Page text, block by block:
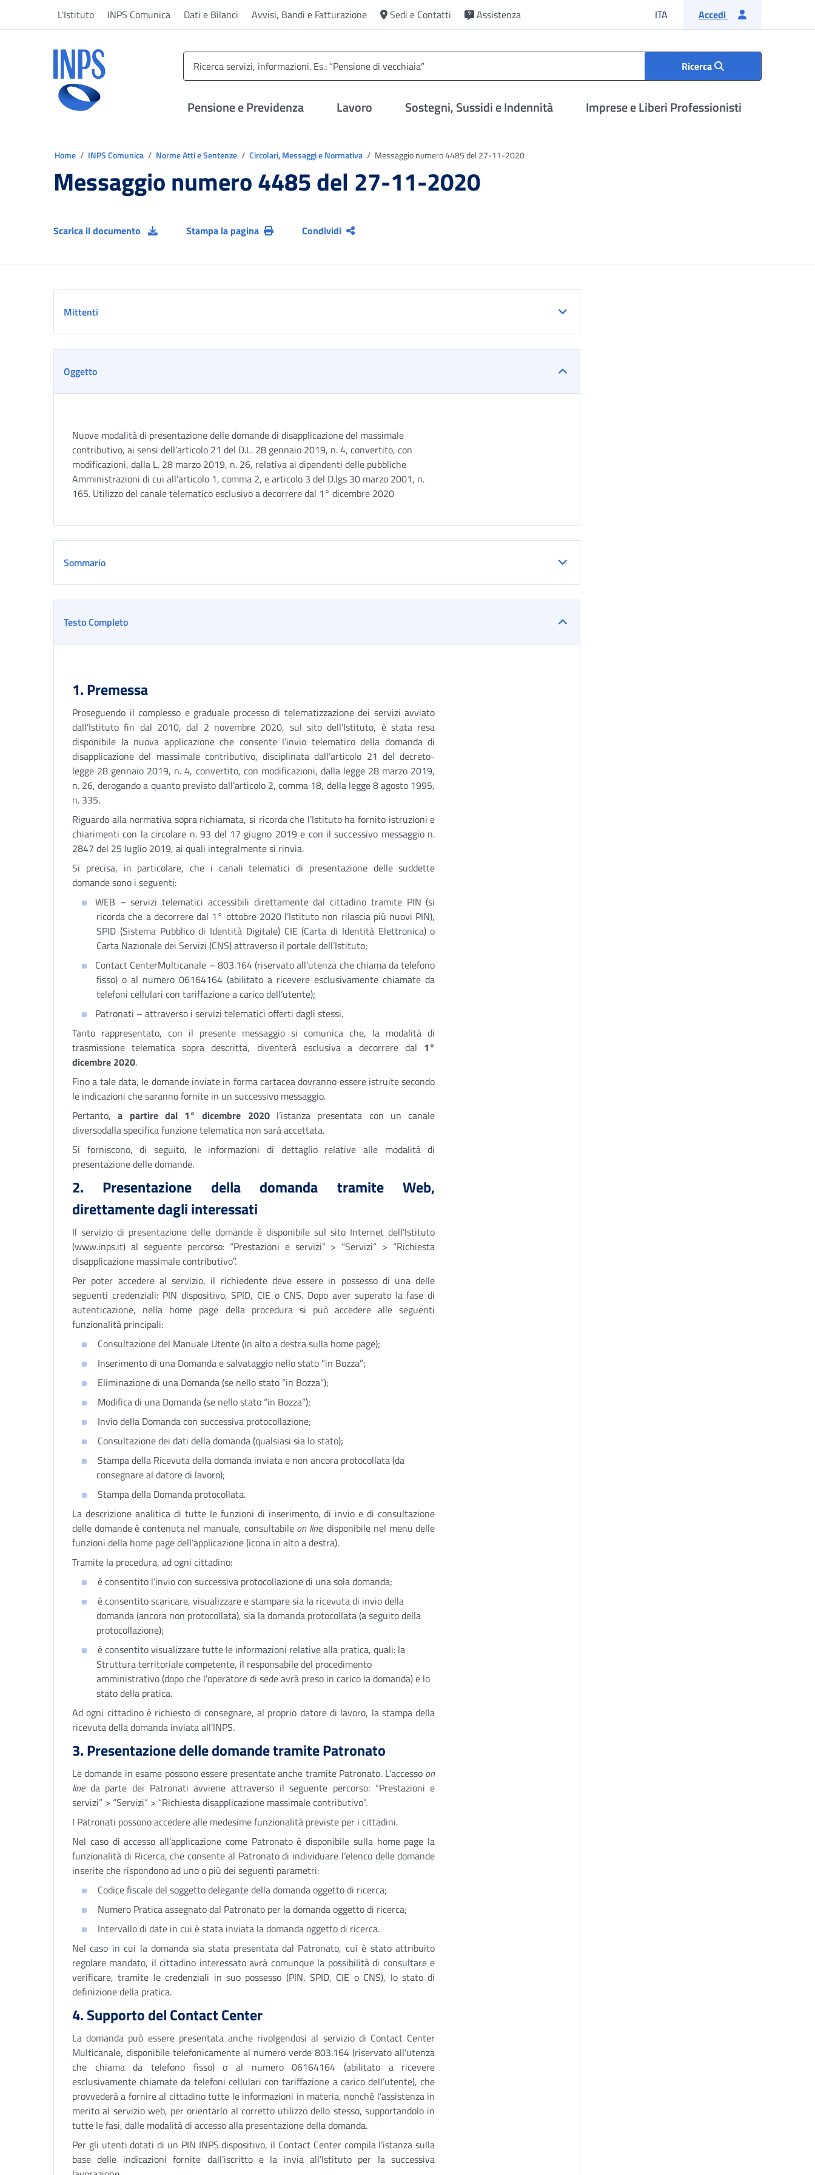
L'Istituto INPS Comunica Dati e Bilanci Avvisi, Bandi e Fatturazione Sedi e Contatti Assistenza ITA Lingua italiana
Accedi
Ricerca
Pensione e Previdenza Lavoro Sostegni, Sussidi e Indennità Imprese e Liberi Professionisti
Home INPS Comunica Norme Atti e Sentenze Circolari, Messaggi e Normativa Messaggio numero 4485 del 27-11-2020
Messaggio numero 4485 del 27-11-2020
Scarica il documento Stampa la pagina Condividi
Mittenti
Oggetto
Nuove modalità di presentazione delle domande di disapplicazione del massimale
contributivo, ai sensi dell’articolo 21 del D.L. 28 gennaio 2019, n. 4, convertito, con
modificazioni, dalla L. 28 marzo 2019, n. 26, relativa ai dipendenti delle pubbliche
Amministrazioni di cui all’articolo 1, comma 2, e articolo 3 del D.lgs 30 marzo 2001, n.
165. Utilizzo del canale telematico esclusivo a decorrere dal 1° dicembre 2020
Sommario
Testo Completo
1. Premessa
Proseguendo il complesso e graduale processo di telematizzazione dei servizi avviato
dall’Istituto fin dal 2010, dal 2 novembre 2020, sul sito dell’Istituto, è stata resa
disponibile la nuova applicazione che consente l’invio telematico della domanda di
disapplicazione del massimale contributivo, disciplinata dall’articolo 21 del decreto-
legge 28 gennaio 2019, n. 4, convertito, con modificazioni, dalla legge 28 marzo 2019,
n. 26, derogando a quanto previsto dall’articolo 2, comma 18, della legge 8 agosto 1995,
n. 335.
Riguardo alla normativa sopra richiamata, si ricorda che l’Istituto ha fornito istruzioni e
chiarimenti con la circolare n. 93 del 17 giugno 2019 e con il successivo messaggio n.
2847 del 25 luglio 2019, ai quali integralmente si rinvia.
Si precisa, in particolare, che i canali telematici di presentazione delle suddette
domande sono i seguenti:
WEB – servizi telematici accessibili direttamente dal cittadino tramite PIN (si
ricorda che a decorrere dal 1° ottobre 2020 l’Istituto non rilascia più nuovi PIN),
SPID (Sistema Pubblico di Identità Digitale) CIE (Carta di Identità Elettronica) o
Carta Nazionale dei Servizi (CNS) attraverso il portale dell’Istituto;
Contact CenterMulticanale – 803.164 (riservato all’utenza che chiama da telefono
fisso) o al numero 06164164 (abilitato a ricevere esclusivamente chiamate da
telefoni cellulari con tariffazione a carico dell’utente);
Patronati – attraverso i servizi telematici offerti dagli stessi.
Tanto rappresentato, con il presente messaggio si comunica che, la modalità di
trasmissione telematica sopra descritta, diventerà esclusiva a decorrere dal 1°
dicembre 2020.
Fino a tale data, le domande inviate in forma cartacea dovranno essere istruite secondo
le indicazioni che saranno fornite in un successivo messaggio.
Pertanto, a partire dal 1° dicembre 2020 l’istanza presentata con un canale
diversodalla specifica funzione telematica non sarà accettata.
Si forniscono, di seguito, le informazioni di dettaglio relative alle modalità di
presentazione delle domande.
2. Presentazione della domanda tramite Web,
direttamente dagli interessati
Il servizio di presentazione delle domande è disponibile sul sito Internet dell’Istituto
(www.inps.it) al seguente percorso: “Prestazioni e servizi” > “Servizi” > “Richiesta
disapplicazione massimale contributivo”.
Per poter accedere al servizio, il richiedente deve essere in possesso di una delle
seguenti credenziali: PIN dispositivo, SPID, CIE o CNS. Dopo aver superato la fase di
autenticazione, nella home page della procedura si può accedere alle seguenti
funzionalità principali:
Consultazione del Manuale Utente (in alto a destra sulla home page);
Inserimento di una Domanda e salvataggio nello stato “in Bozza”;
Eliminazione di una Domanda (se nello stato “in Bozza”);
Modifica di una Domanda (se nello stato “in Bozza”);
Invio della Domanda con successiva protocollazione;
Consultazione dei dati della domanda (qualsiasi sia lo stato);
Stampa della Ricevuta della domanda inviata e non ancora protocollata (da
consegnare al datore di lavoro);
Stampa della Domanda protocollata.
La descrizione analitica di tutte le funzioni di inserimento, di invio e di consultazione
delle domande è contenuta nel manuale, consultabile on line, disponibile nel menu delle
funzioni della home page dell’applicazione (icona in alto a destra).
Tramite la procedura, ad ogni cittadino:
è consentito l’invio con successiva protocollazione di una sola domanda;
è consentito scaricare, visualizzare e stampare sia la ricevuta di invio della
domanda (ancora non protocollata), sia la domanda protocollata (a seguito della
protocollazione);
è consentito visualizzare tutte le informazioni relative alla pratica, quali: la
Struttura territoriale competente, il responsabile del procedimento
amministrativo (dopo che l’operatore di sede avrà preso in carico la domanda) e lo
stato della pratica.
Ad ogni cittadino è richiesto di consegnare, al proprio datore di lavoro, la stampa della
ricevuta della domanda inviata all’INPS.
3. Presentazione delle domande tramite Patronato
Le domande in esame possono essere presentate anche tramite Patronato. L’accesso on
lineda parte dei Patronati avviene attraverso il seguente percorso: “Prestazioni e
servizi” > “Servizi” > “Richiesta disapplicazione massimale contributivo”.
I Patronati possono accedere alle medesime funzionalità previste per i cittadini.
Nel caso di accesso all’applicazione come Patronato è disponibile sulla home page la
funzionalità di Ricerca, che consente al Patronato di individuare l’elenco delle domande
inserite che rispondono ad uno o più dei seguenti parametri:
Codice fiscale del soggetto delegante della domanda oggetto di ricerca;
Numero Pratica assegnato dal Patronato per la domanda oggetto di ricerca;
Intervallo di date in cui è stata inviata la domanda oggetto di ricerca.
Nel caso in cui la domanda sia stata presentata dal Patronato, cui è stato attribuito
regolare mandato, il cittadino interessato avrà comunque la possibilità di consultare e
verificare, tramite le credenziali in suo possesso (PIN, SPID, CIE o CNS), lo stato di
definizione della pratica.
4. Supporto del Contact Center
La domanda può essere presentata anche rivolgendosi al servizio di Contact Center
Multicanale, disponibile telefonicamente al numero verde 803.164 (riservato all’utenza
che chiama da telefono fisso) o al numero 06164164 (abilitato a ricevere
esclusivamente chiamate da telefoni cellulari con tariffazione a carico dell’utente), che
provvederà a fornire al cittadino tutte le informazioni in materia, nonché l’assistenza in
merito al servizio web, per orientarlo al corretto utilizzo dello stesso, supportandolo in
tutte le fasi, dalle modalità di accesso alla presentazione della domanda.
Per gli utenti dotati di un PIN INPS dispositivo, il Contact Center compila l’istanza sulla
base delle indicazioni fornite dall’iscritto e la invia all’Istituto per la successiva